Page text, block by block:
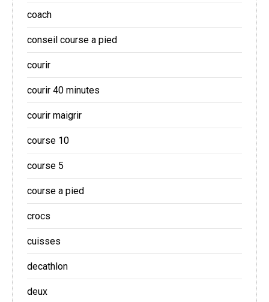
coach
conseil course a pied
courir
courir 40 minutes
courir maigrir
course 10
course 5
course a pied
crocs
cuisses
decathlon
deux